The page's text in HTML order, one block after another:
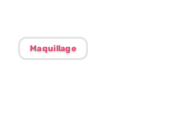
Maquillage